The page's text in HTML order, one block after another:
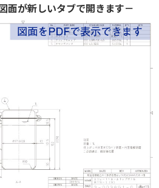
面が新しいタブで開きます－